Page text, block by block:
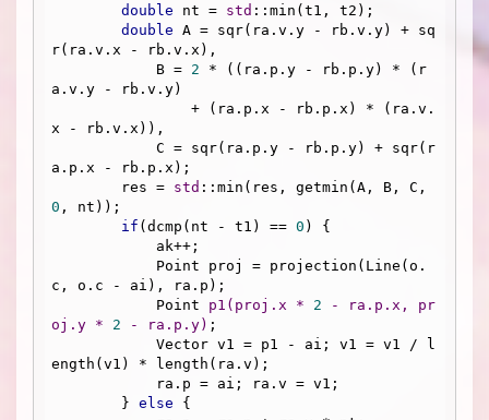
double nt = std ::min(t1, t2);
double A = sqr(ra.v.y - rb.v.y) + sq
r(ra.v.x - rb.v.x),
            B =
2 * ((ra.p.y - rb.p.y) * (r
a.v.y - rb.v.y)
x - rb.v.x)),
a.p.x - rb.p.x);
        res =
std
0 , nt));
if (dcmp(nt - t1) == 0 ) {
c, o.c - ai), ra.p);
Point p1 (proj.x * 2 - ra.p.x, pr
oj.y * 2 - ra.p.y) ;
ength(v1) * length(ra.v);
        }
else {